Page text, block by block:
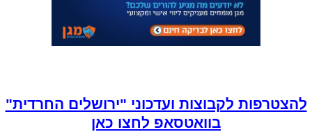
להצטרפות לקבוצות ועדכוני "ירושלים החרדית"
בוואטסאפ לחצו כאן